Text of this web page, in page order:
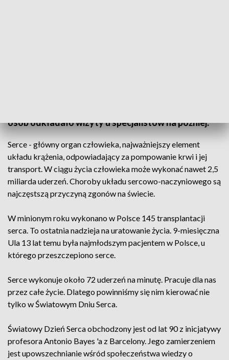
osób odkładało wizyty u specjalistów na później.
Serce - główny organ człowieka, najważniejszy element
układu krążenia, odpowiadający za pompowanie krwi i jej
transport. W ciągu życia człowieka może wykonać nawet 2,5
miliarda uderzeń. Choroby układu sercowo-naczyniowego są
najczęstszą przyczyną zgonów na świecie.
W minionym roku wykonano w Polsce 145 transplantacji
serca. To ostatnia nadzieja na uratowanie życia. 9-miesięczna
Ula 13 lat temu była najmłodszym pacjentem w Polsce, u
którego przeszczepiono serce.
Serce wykonuje około 72 uderzeń na minutę. Pracuje dla nas
przez całe życie. Dlatego powinniśmy się nim kierować nie
tylko w Światowym Dniu Serca.
Światowy Dzień Serca obchodzony jest od lat 90 z inicjatywy
profesora Antonio Bayes 'a z Barcelony. Jego zamierzeniem
jest upowszechnianie wśród społeczeństwa wiedzy o